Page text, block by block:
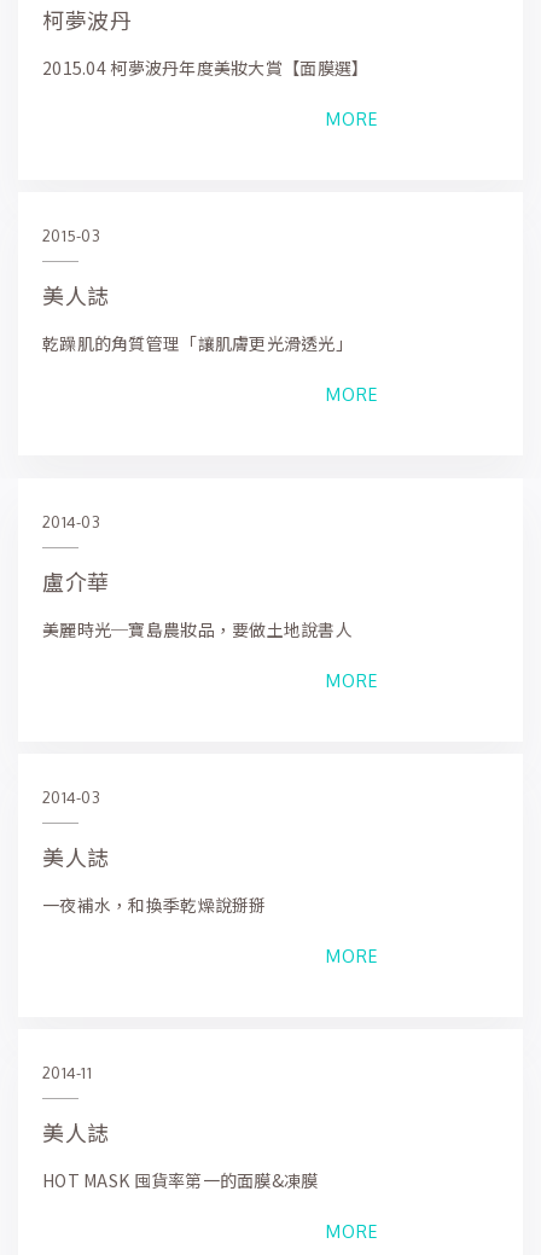
柯夢波丹
2015.04 柯夢波丹年度美妝大賞【面膜選】
MORE
2015-03
美人誌
乾躁肌的角質管理「讓肌膚更光滑透光」
MORE
2014-03
盧介華
美麗時光─寶島農妝品，要做土地說書人
MORE
2014-03
美人誌
一夜補水，和換季乾燥說掰掰
MORE
2014-11
美人誌
HOT MASK 囤貨率第一的面膜&凍膜
MORE